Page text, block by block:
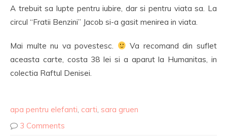
A trebuit sa lupte pentru iubire, dar si pentru viata sa. La
circul “Fratii Benzini” Jacob si-a gasit menirea in viata.
Mai multe nu va povestesc.
Va recomand din suflet
aceasta carte, costa 38 lei si a aparut la Humanitas, in
colectia Raftul Denisei.
apa pentru elefanti, carti, sara gruen
3 Comments